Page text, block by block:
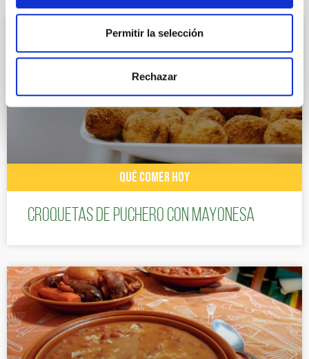
Permitir la selección
Rechazar
QUÉ COMER HOY
Croquetas de puchero con Mayonesa